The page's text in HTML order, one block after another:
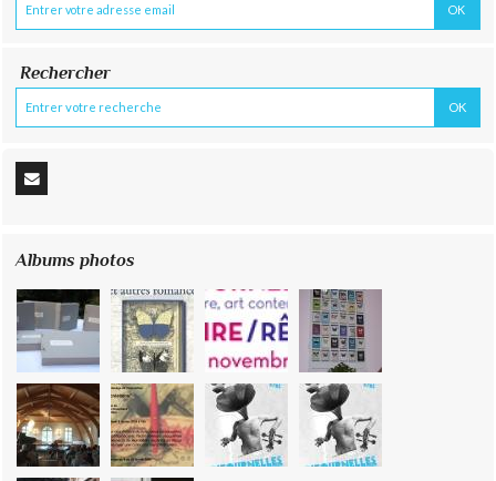
Rechercher
Albums photos